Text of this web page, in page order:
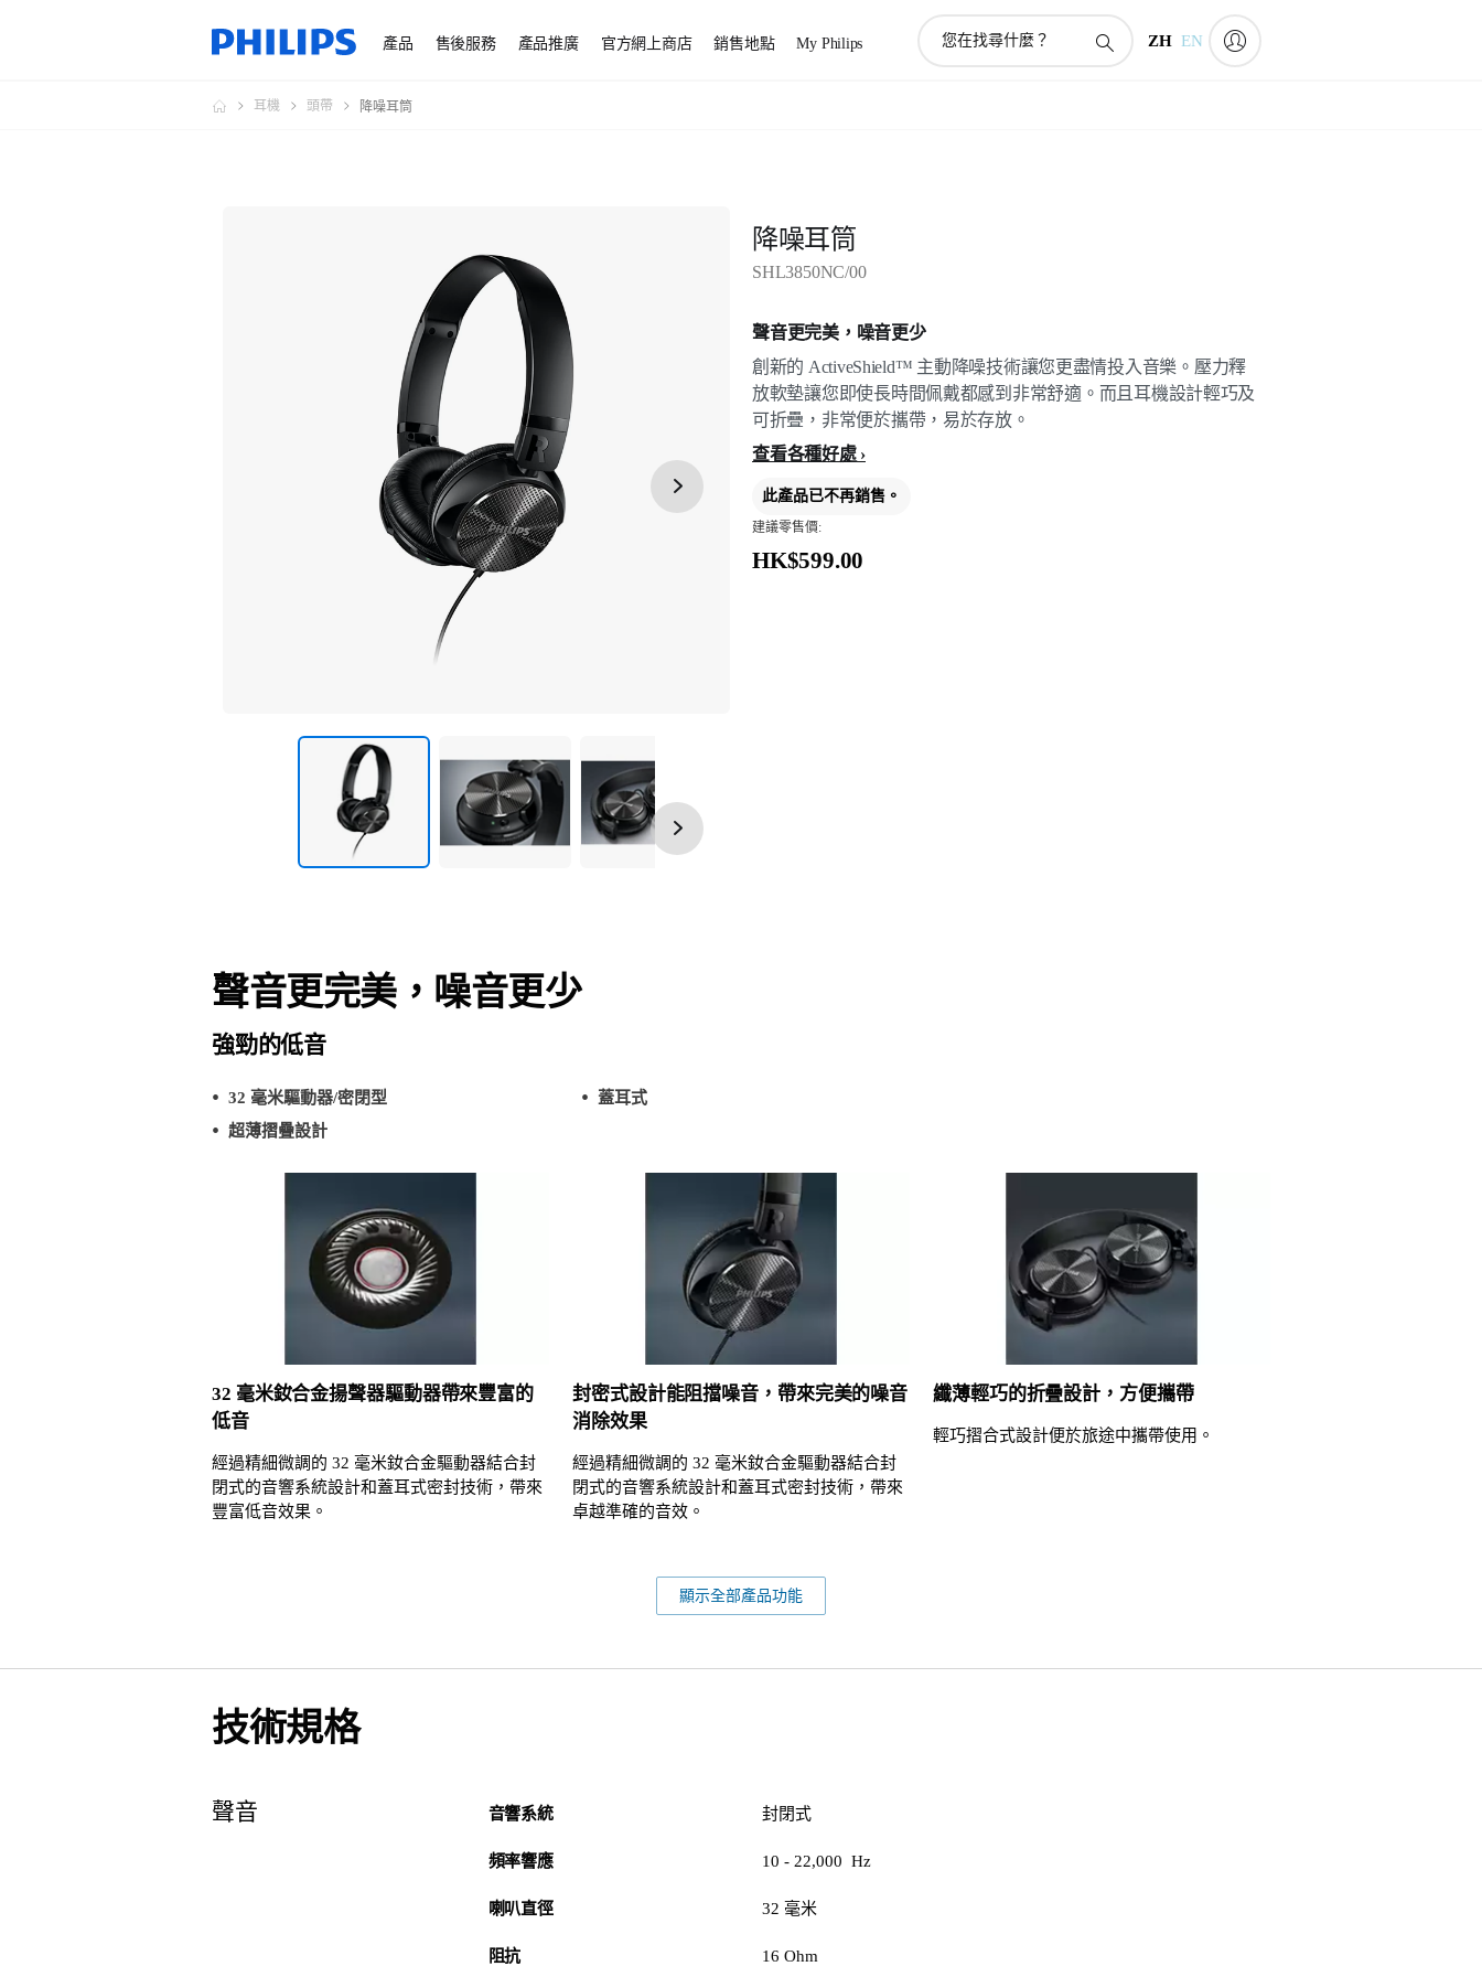
產品 售後服務 產品推廣 官方網上商店 銷售地點 My Philips ZH EN
耳機 頭帶 降噪耳筒
降噪耳筒
SHL3850NC/00
聲音更完美，噪音更少
創新的 ActiveShield™ 主動降噪技術讓您更盡情投入音樂。壓力釋
放軟墊讓您即使長時間佩戴都感到非常舒適。而且耳機設計輕巧及
可折疊，非常便於攜帶，易於存放。
查看各種好處
此產品已不再銷售。
建議零售價:
HK$599.00
聲音更完美，噪音更少
強勁的低音
32 毫米驅動器/密閉型
蓋耳式
超薄摺疊設計
32 毫米釹合金揚聲器驅動器帶來豐富的
低音
經過精細微調的 32 毫米釹合金驅動器結合封
閉式的音響系統設計和蓋耳式密封技術，帶來
豐富低音效果。
封密式設計能阻擋噪音，帶來完美的噪音
消除效果
經過精細微調的 32 毫米釹合金驅動器結合封
閉式的音響系統設計和蓋耳式密封技術，帶來
卓越準確的音效。
纖薄輕巧的折疊設計，方便攜帶
輕巧摺合式設計便於旅途中攜帶使用。
顯示全部產品功能
技術規格
聲音 音響系統 封閉式
頻率響應 10 - 22,000 Hz
喇叭直徑 32 毫米
阻抗 16 Ohm